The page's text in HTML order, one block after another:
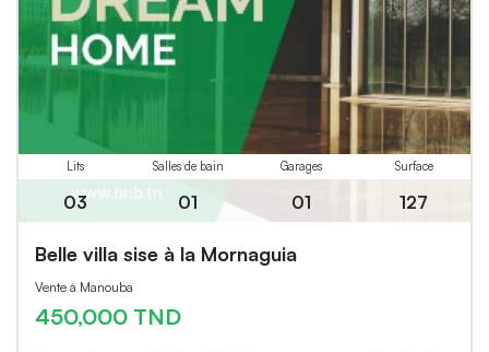
Lits
03
Salles de bain
01
Garages
01
Surface
127
Belle villa sise à la Mornaguia
Vente à Manouba
450,000 TND